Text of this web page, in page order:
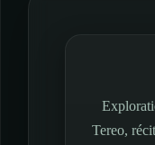
Tereo,